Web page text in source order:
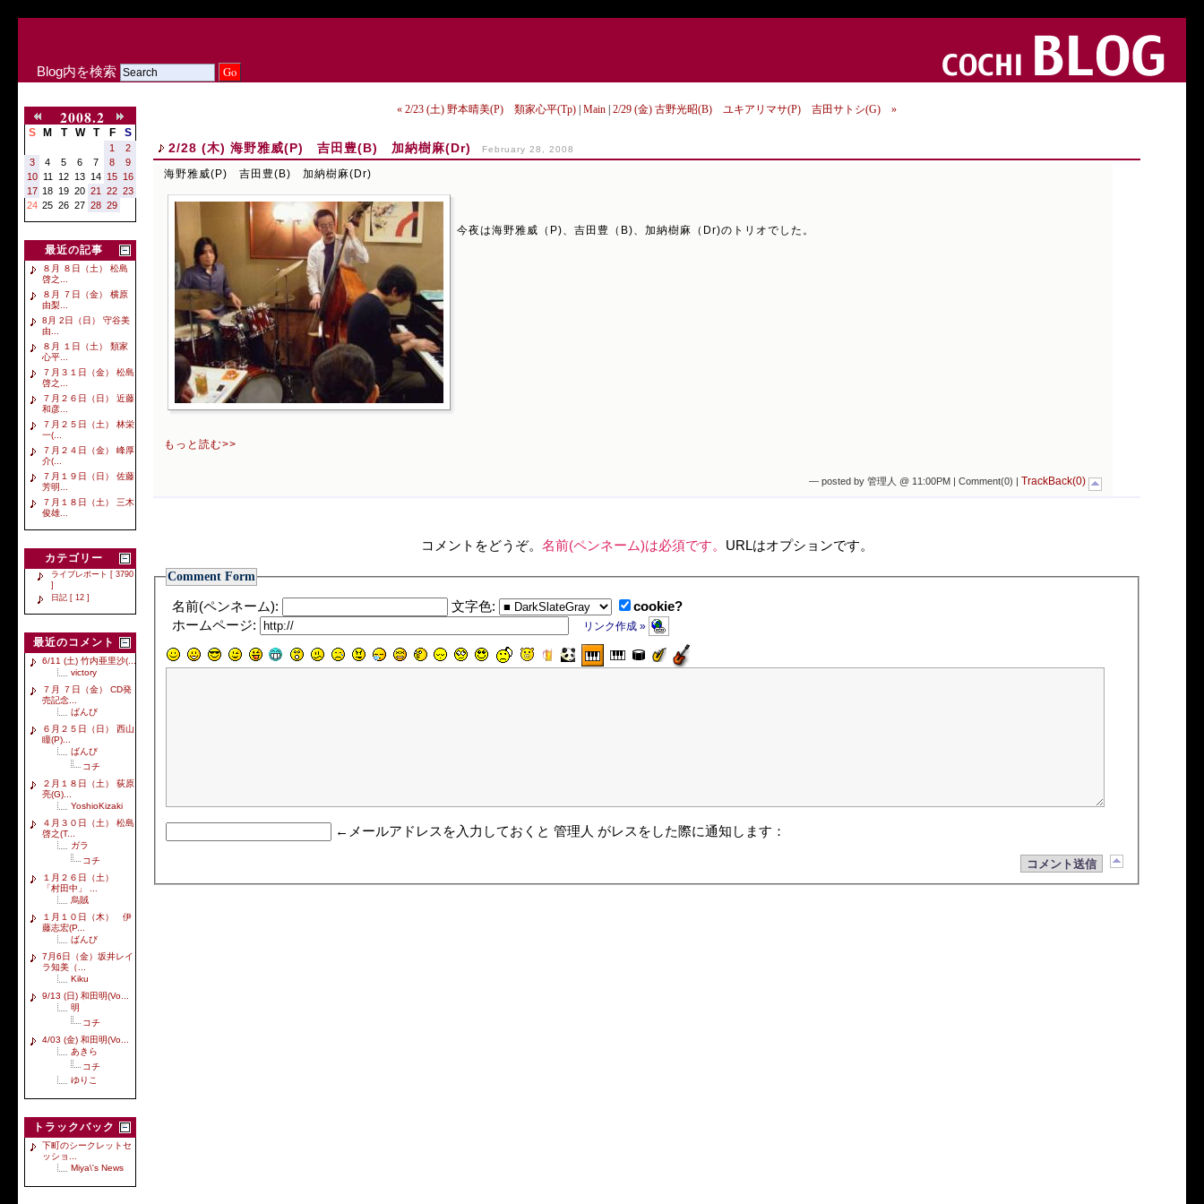
Blog内を検索
2008.2
S M T W T F S
1
2
3
4 5 6 7 8
9
10 11 12 13 14 15 16
17 18 19 20 21 22 23
24 25 26 27 28 29
最近の記事
８月 ８日（土） 松島
啓之...
８月 ７日（金） 横原
由梨...
8月 2日（日） 守谷美
由...
８月 １日（土） 類家
心平...
７月３１日（金） 松島
啓之...
７月２６日（日） 近藤
和彦...
７月２５日（土） 林栄
一(...
７月２４日（金） 峰厚
介(...
７月１９日（日） 佐藤
芳明...
７月１８日（土） 三木
俊雄...
カテゴリー
ライブレポート [ 3790
]
日記 [ 12 ]
最近のコメント
6/11 (土) 竹内亜里沙(...
victory
７月 ７日（金） CD発
売記念...
ばんび
６月２５日（日） 西山
瞳(P)...
ばんび
コチ
２月１８日（土） 荻原
亮(G)...
YoshioKizaki
４月３０日（土） 松島
啓之(T...
ガラ
コチ
１月２６日（土）
「村田中」 ...
烏賊
１月１０日（木） 伊
藤志宏(P...
ばんび
7月6日（金）坂井レイ
ラ知美（...
Kiku
9/13 (日) 和田明(Vo...
明
コチ
4/03 (金) 和田明(Vo...
あきら
コチ
ゆりこ
トラックバック
下町のシークレットセ
ッショ...
Miya\'s News
« 2/23 (土) 野本晴美(P) 類家心平(Tp) Main 2/29 (金) 古野光昭(B) ユキアリマサ(P) 吉田サトシ(G) »
2/28 (木) 海野雅威(P) 吉田豊(B) 加納樹麻(Dr) February 28, 2008
海野雅威(P) 吉田豊(B) 加納樹麻(Dr)
今夜は海野雅威（P)、吉田豊（B)、加納樹麻（Dr)のトリオでした。
もっと読む>>
— posted by 管理人 @ 11:00PM | Comment(0) TrackBack(0)
コメントをどうぞ。 名前(ペンネーム)は必須です。 URLはオプションです。
Comment Form
名前(ペンネーム): 文字色: cookie?
ホームページ: リンク作成 »
←メールアドレスを入力しておくと 管理人 がレスをした際に通知します：
コメント送信